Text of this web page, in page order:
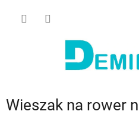
Wieszak na rower